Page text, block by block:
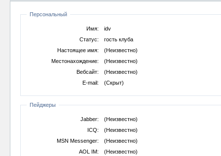
Персональный
Имя:
idv
Статус:
гость клуба
Настоящее имя:
(Неизвестно)
Местонахождение:
(Неизвестно)
Вебсайт:
(Неизвестно)
E-mail:
(Скрыт)
Пейджеры
Jabber:
(Неизвестно)
ICQ:
(Неизвестно)
MSN Messenger:
(Неизвестно)
AOL IM:
(Неизвестно)